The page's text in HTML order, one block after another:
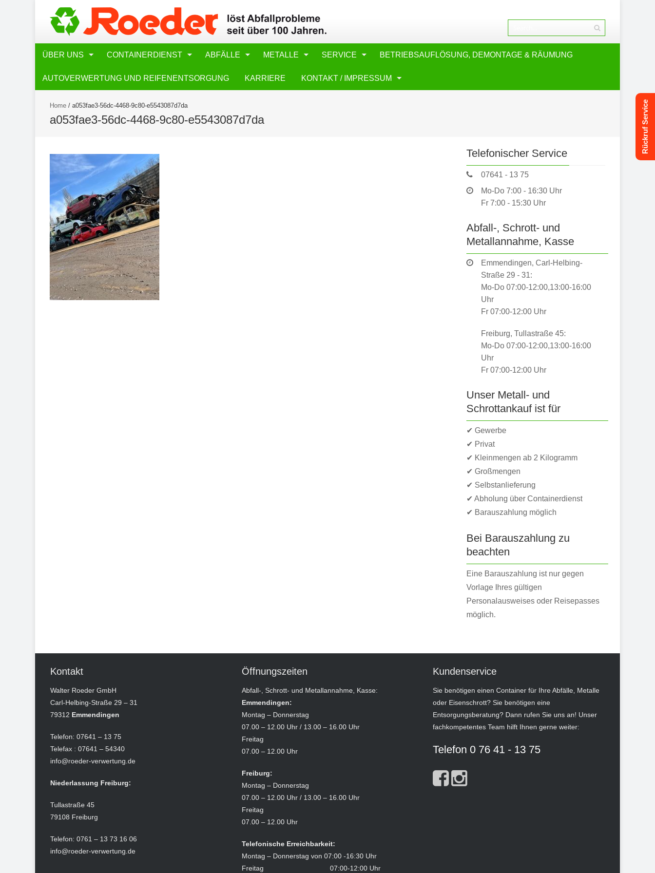
ÜBER UNS CONTAINERDIENST ABFÄLLE METALLE SERVICE BETRIEBSAUFLÖSUNG, DEMONTAGE & RÄUMUNG
AUTOVERWERTUNG UND REIFENENTSORGUNG KARRIERE KONTAKT / IMPRESSUM
Home / a053fae3-56dc-4468-9c80-e5543087d7da
a053fae3-56dc-4468-9c80-e5543087d7da
Telefonischer Service
07641 - 13 75
Mo-Do 7:00 - 16:30 Uhr
Fr 7:00 - 15:30 Uhr
Abfall-, Schrott- und
Metallannahme, Kasse
Emmendingen, Carl-Helbing-
Straße 29 - 31:
Mo-Do 07:00-12:00,13:00-16:00
Uhr
Fr 07:00-12:00 Uhr
Freiburg, Tullastraße 45:
Mo-Do 07:00-12:00,13:00-16:00
Uhr
Fr 07:00-12:00 Uhr
Unser Metall- und
Schrottankauf ist für
✔ Gewerbe
✔ Privat
✔ Kleinmengen ab 2 Kilogramm
✔ Großmengen
✔ Selbstanlieferung
✔ Abholung über Containerdienst
✔ Barauszahlung möglich
Bei Barauszahlung zu
beachten
Eine Barauszahlung ist nur gegen
Vorlage Ihres gültigen
Personalausweises oder Reisepasses
möglich.
Kontakt
Walter Roeder GmbH
Carl-Helbing-Straße 29 – 31
79312 Emmendingen
Telefon: 07641 – 13 75
Telefax : 07641 – 54340
info@roeder-verwertung.de
Niederlassung Freiburg:
Tullastraße 45
79108 Freiburg
Telefon: 0761 – 13 73 16 06
info@roeder-verwertung.de
Öffnungszeiten
Abfall-, Schrott- und Metallannahme, Kasse:
Emmendingen:
Montag – Donnerstag
07.00 – 12.00 Uhr / 13.00 – 16.00 Uhr
Freitag
07.00 – 12.00 Uhr
Freiburg:
Montag – Donnerstag
07.00 – 12.00 Uhr / 13.00 – 16.00 Uhr
Freitag
07.00 – 12.00 Uhr
Telefonische Erreichbarkeit:
Montag – Donnerstag von 07:00 -16:30 Uhr
Freitag 07:00-12:00 Uhr
Kundenservice
Sie benötigen einen Container für Ihre Abfälle, Metalle
oder Eisenschrott? Sie benötigen eine
Entsorgungsberatung? Dann rufen Sie uns an! Unser
fachkompetentes Team hilft Ihnen gerne weiter:
Telefon 0 76 41 - 13 75
Rückruf Service